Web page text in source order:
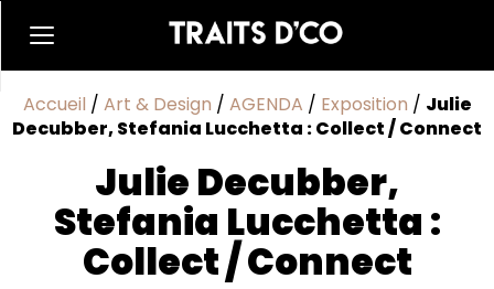
Accueil / Art & Design / AGENDA / Exposition / Julie
Decubber, Stefania Lucchetta : Collect / Connect
Julie Decubber,
Stefania Lucchetta :
Collect / Connect